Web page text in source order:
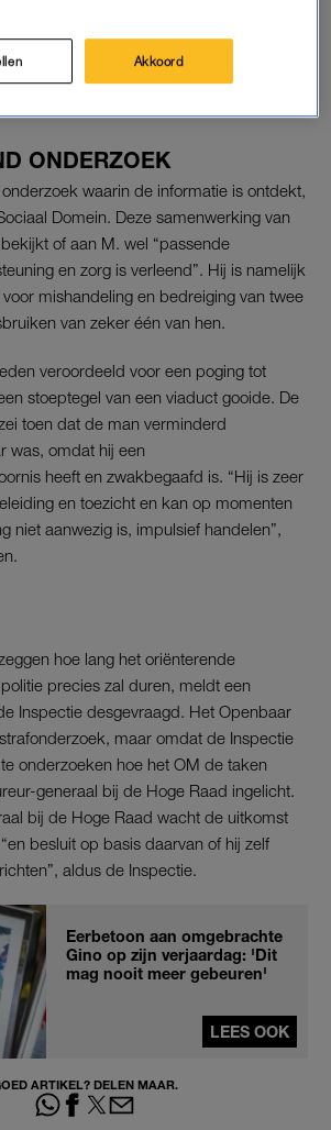
ONDERZOEK
waarin de informatie is ontdekt,
Domein. Deze samenwerking van
of aan M. wel “passende
en zorg is verleend”. Hij is namelijk
mishandeling en bedreiging van twee
van zeker één van hen.
veroordeeld voor een poging tot
stoeptegel van een viaduct gooide. De
toen dat de man verminderd
was, omdat hij een
heeft en zwakbegaafd is. “Hij is zeer
en toezicht en kan op momenten
niet aanwezig is, impulsief handelen”,
hoe lang het oriënterende
precies zal duren, meldt een
Inspectie desgevraagd. Het Openbaar
maar omdat de Inspectie
onderzoeken hoe het OM de taken
generaal bij de Hoge Raad ingelicht.
bij de Hoge Raad wacht de uitkomst
besluit op basis daarvan of hij zelf
aldus de Inspectie.
Eerbetoon aan omgebrachte
Gino op zijn verjaardag: 'Dit
mag nooit meer gebeuren'
LEES OOK
ARTIKEL? DELEN MAAR.
Akkoord